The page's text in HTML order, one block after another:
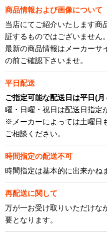
商品情報および画像について
当店にてご紹介いたします商
証するものではございません。
最新の商品情報はメーカーサ
の前ご確認下さいませ。
平日配送
ご指定可能な配送日は平日(
曜・日曜・祝日は配送日指定
※メーカーによっては土曜日
ご相談ください。
時間指定の配送不可
時間指定は基本的に出来かね
再配送に関して
万が一お受け取りいただけな
要となります。